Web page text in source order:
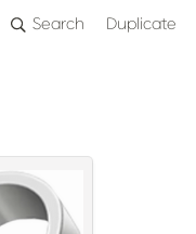
Search Duplicate